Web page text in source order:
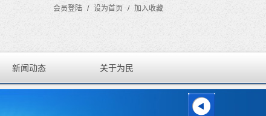
会员登陆 / 设为首页 / 加入收藏
新闻动态 关于为民